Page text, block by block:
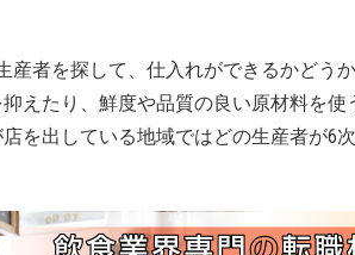
産者を探して、仕入れができるかどう
えたり、鮮度や品質の良い原材料を
を出している地域ではどの生産者が6